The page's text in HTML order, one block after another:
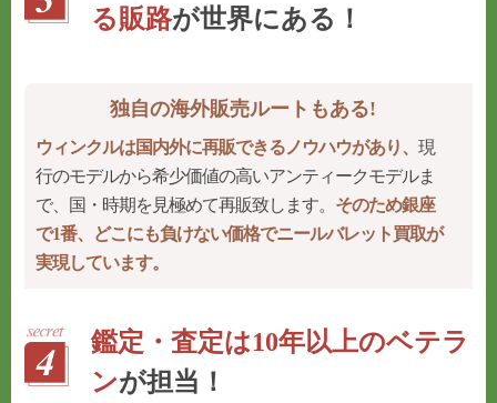
る販路が世界にある！
独自の海外販売ルートもある!
ウィンクルは国内外に再販できるノウハウがあり、現
行のモデルから希少価値の高いアンティークモデルま
で、国・時期を見極めて再販致します。 そのため銀座
で1番、どこにも負けない価格でニールバレット買取が
実現しています。
鑑定・査定は10年以上のベテラ
ンが担当！